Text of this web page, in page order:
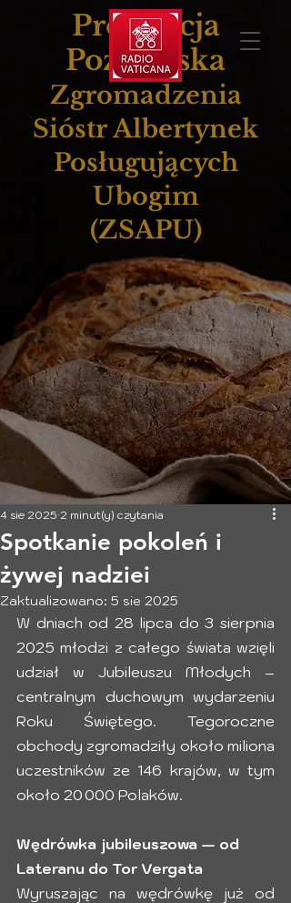
Prowincja
Poznańska
Zgromadzenia
Sióstr Albertynek
Posługujących
Ubogim
(ZSAPU)
Spotkanie pokoleń i
żywej nadziei
4 sie 2025 2 minut(y) czytania
Zaktualizowano: 5 sie 2025
W dniach od 28 lipca do 3 sierpnia
2025 młodzi z całego świata wzięli
udział w Jubileuszu Młodych –
centralnym duchowym wydarzeniu
Roku Świętego. Tegoroczne
obchody zgromadziły około miliona
uczestników ze 146 krajów, w tym
około 20 000 Polaków.
Wędrówka jubileuszowa — od
Lateranu do Tor Vergata
Wyruszając na wędrówkę już od